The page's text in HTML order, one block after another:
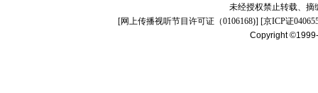
未经授权禁止转载、摘
[网上传播视听节目许可证（0106168)] [京ICP证
Copyright